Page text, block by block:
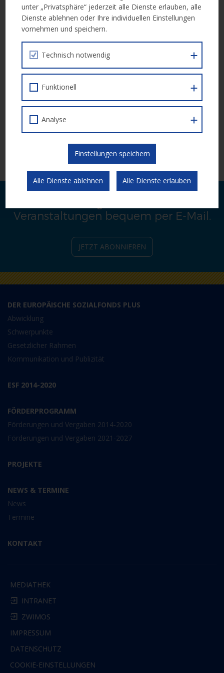
Durchführungszeitraum : 1. September 2024 – 31. August
2027
Weiterführende Infos:
Die Einreichung für Projektträger*innen erfolgt über die ESF+
IDEA – PROEJKTTRÄGER*INNEN
Veranstaltungen bequem per E-Mail.
JETZT ABONNIEREN
DER EUROPÄISCHE SOZIALFONDS PLUS
Abwicklung
Schwerpunkte
Gesetzlicher Rahmen
Kommunikation und Publizität
ESF 2014-2020
FÖRDERPROGRAMM
Förderungen und Vergaben 2014-2020
Förderungen und Vergaben 2021-2027
PROJEKTE
NEWS & TERMINE
News
Termine
KONTAKT
MEDIATHEK
INTRANET
ZWIMOS
IMPRESSUM
DATENSCHUTZ
COOKIE-EINSTELLUNGEN
unter „Privatsphäre“ jederzeit alle Dienste erlauben, alle
Dienste ablehnen oder Ihre individuellen Einstellungen
vornehmen und speichern.
Technisch notwendig
Funktionell
Analyse
Einstellungen speichern
Alle Dienste ablehnen Alle Dienste erlauben